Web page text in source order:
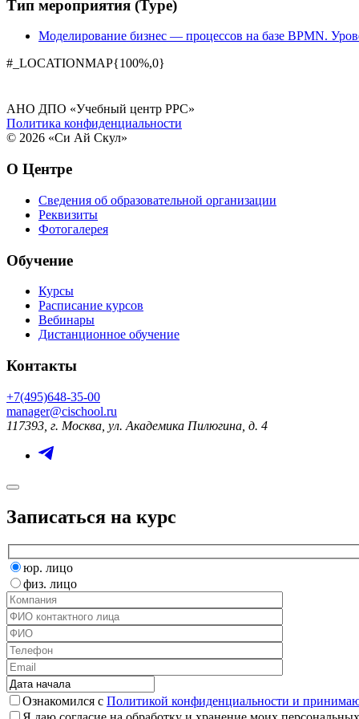
Тип мероприятия (Type)
Моделирование бизнес — процессов на базе BPMN.
#_LOCATIONMAP{100%,0}
АНО ДПО «Учебный центр РРС»
Политика конфиденциальности
© 2026 «Си Ай Скул»
О Центре
Сведения об образовательной организации
Реквизиты
Фотогалерея
Обучение
Курсы
Расписание курсов
Вебинары
Дистанционное обучение
Контакты
+7(495)648-35-00
manager@cischool.ru
117393, г. Москва, ул. Академика Пилюгина, д. 4
Записаться на курс
юр. лицо
физ. лицо
Ознакомился с Политикой конфиденциальности и